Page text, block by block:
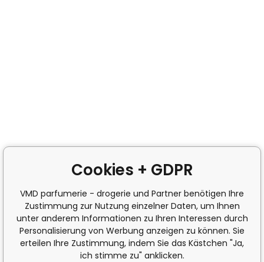
Cookies + GDPR
VMD parfumerie - drogerie und Partner benötigen Ihre
Zustimmung zur Nutzung einzelner Daten, um Ihnen
unter anderem Informationen zu Ihren Interessen durch
Personalisierung von Werbung anzeigen zu können. Sie
erteilen Ihre Zustimmung, indem Sie das Kästchen "Ja,
ich stimme zu" anklicken.